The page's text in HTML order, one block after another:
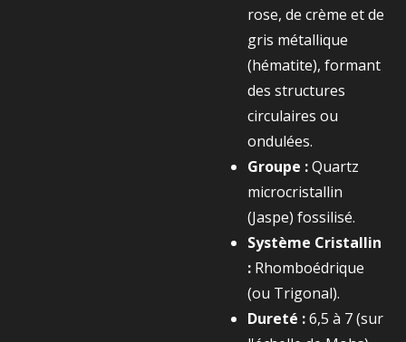
rose, de crème et de
gris métallique
(hématite), formant
des structures
circulaires ou
ondulées.
Groupe :Quartz
microcristallin
(Jaspe) fossilisé.
Système Cristallin
: Rhomboédrique
(ou Trigonal).
Dureté :6,5 à 7 (sur